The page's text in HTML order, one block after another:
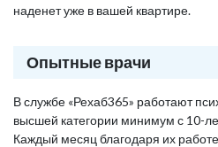
наденет уже в вашей квартире.
Опытные врачи
В службе «Рехаб365» работают
высшей категории минимум с 10-
Каждый месяц благодаря их